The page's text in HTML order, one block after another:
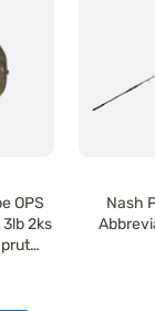
OPS
2ks
Nash